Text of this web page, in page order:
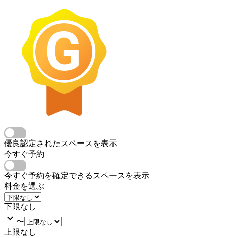
優良認定されたスペースを表示
今すぐ予約
今すぐ予約を確定できるスペースを表示
料金を選ぶ
下限なし
〜
上限なし